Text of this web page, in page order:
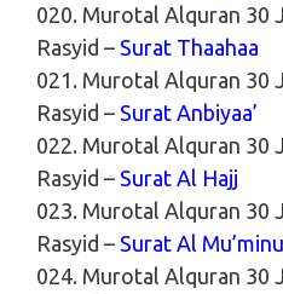
020. Murotal Alquran 30
Rasyid – Surat Thaahaa
021. Murotal Alquran 30
Rasyid – Surat Anbiyaa’
022. Murotal Alquran 30
Rasyid – Surat Al Hajj
023. Murotal Alquran 30
Rasyid – Surat Al
024. Murotal Alquran 30